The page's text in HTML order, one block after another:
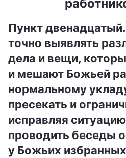
Пункт
точно выявлять
дела и вещи,
и мешают Божьей
нормальному
пресекать и
исправляя
проводить беседы
у Божьих